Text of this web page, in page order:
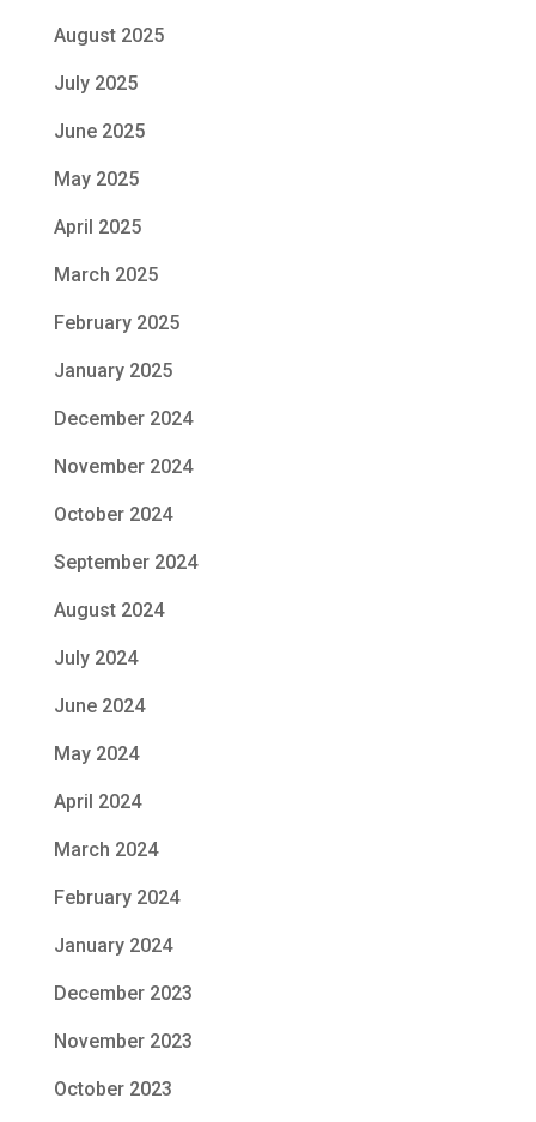
August 2025
July 2025
June 2025
May 2025
April 2025
March 2025
February 2025
January 2025
December 2024
November 2024
October 2024
September 2024
August 2024
July 2024
June 2024
May 2024
April 2024
March 2024
February 2024
January 2024
December 2023
November 2023
October 2023